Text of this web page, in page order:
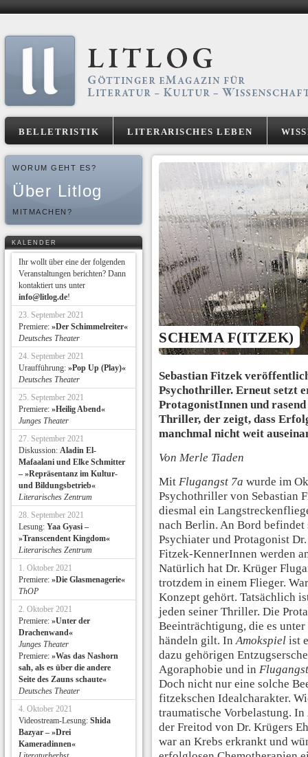
BELLETRISTIK LITERARISCHES LEBEN
SCHEMA F(ITZEK)
Sebastian Fitzek
Psychothriller. Erneut setzt
ProtagonistInnen und
Thriller, der zeigt, dass
manchmal nicht weit
Von Merle Tiaden
Mit Flugangst 7a wurde im
Psychothriller von Sebastian
diesmal ein
nach Berlin. An Bord befindet
Psychiater und Protagonist
Fitzek-KennerInnen werden
Natürlich hat Dr. Krüger
trotzdem in einem Flieger.
Konzept gehört. Tatsächlich
jeden seiner Thriller. Die
Beeinträchtigung, die es
händeln gilt. InAmokspiel ist
dazu gehörigen
Agoraphobie und in
Doch nicht nur eine solche
fitzekschen Idealcharakter.
traumatische Vorbelastung. In
der Freitod von Dr. Krügers
war an Krebs erkrankt und
WORUM GEHT ES?
Über Litlog
MITMACHEN?
KALENDER
Ihr wollt über eine der folgenden
Veranstaltungen berichten? Dann
kontaktiert uns unter
info@litlog.de!
23. September 2021
Premiere: »Der Schimmelreiter«
Deutsches Theater
24. September 2021
Uraufführung: »Pop Up (Play)«
Deutsches Theater
25. September 2021
Premiere: »Heilig Abend«
Junges Theater
27. September 2021
Diskussion: Aladin El-
Mafaalani und Elke Schmitter
– »Repräsentanz im Kultur-
und Bildungsbetrieb«
Literarisches Zentrum
28. September 2021
Lesung: Yaa Gyasi –
»Transcendent Kingdom«
Literarisches Zentrum
1. Oktober 2021
Premiere: »Die Glasmenagerie«
ThOP
2. Oktober 2021
Premiere: »Unter der
Drachenwand«
Junges Theater
Premiere: »Was das Nashorn
sah, als es über die andere
Seite des Zauns schaute«
Deutsches Theater
4. Oktober 2021
Videostream-Lesung: Shida
Bazyar – »Drei
Kameradinnen«